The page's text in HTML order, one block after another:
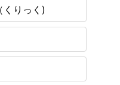
くりっく)